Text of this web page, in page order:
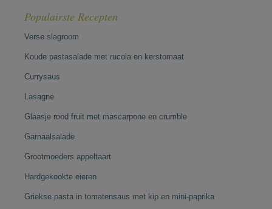
Populairste Recepten
Verse slagroom
Koude pastasalade met rucola en kerstomaat
Currysaus
Lasagne
Glaasje rood fruit met mascarpone en crumble
Garnaalsalade
Grootmoeders appeltaart
Hardgekookte eieren
Griekse pasta in tomatensaus met kip en mini-paprika